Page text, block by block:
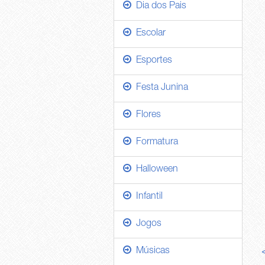
Dia dos Pais
Escolar
Esportes
Festa Junina
Flores
Formatura
Halloween
Infantil
Jogos
Músicas